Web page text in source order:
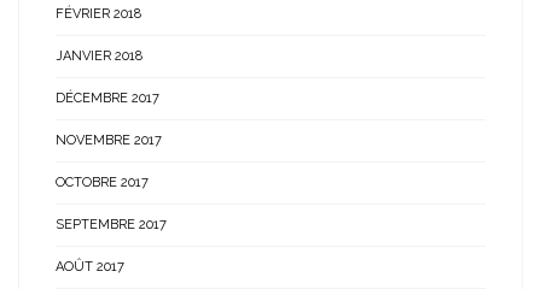
FÉVRIER 2018
JANVIER 2018
DÉCEMBRE 2017
NOVEMBRE 2017
OCTOBRE 2017
SEPTEMBRE 2017
AOÛT 2017